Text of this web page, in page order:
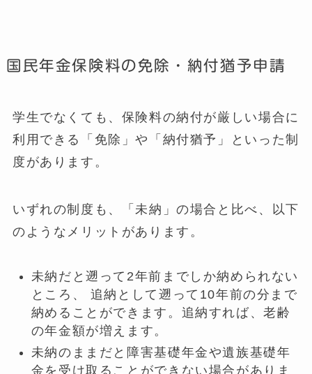
国民年金保険料の免除・納付猶予申請
学生でなくても、保険料の納付が厳しい場合に
利用できる「免除」や「納付猶予」といった制
度があります。
いずれの制度も、「未納」の場合と比べ、以下
のようなメリットがあります。
未納だと遡って2年前までしか納められない
ところ、 追納として遡って10年前の分まで
納めることができます。追納すれば、老齢
の年金額が増えます。
未納のままだと障害基礎年金や遺族基礎年
金を受け取ることができない場合がありま